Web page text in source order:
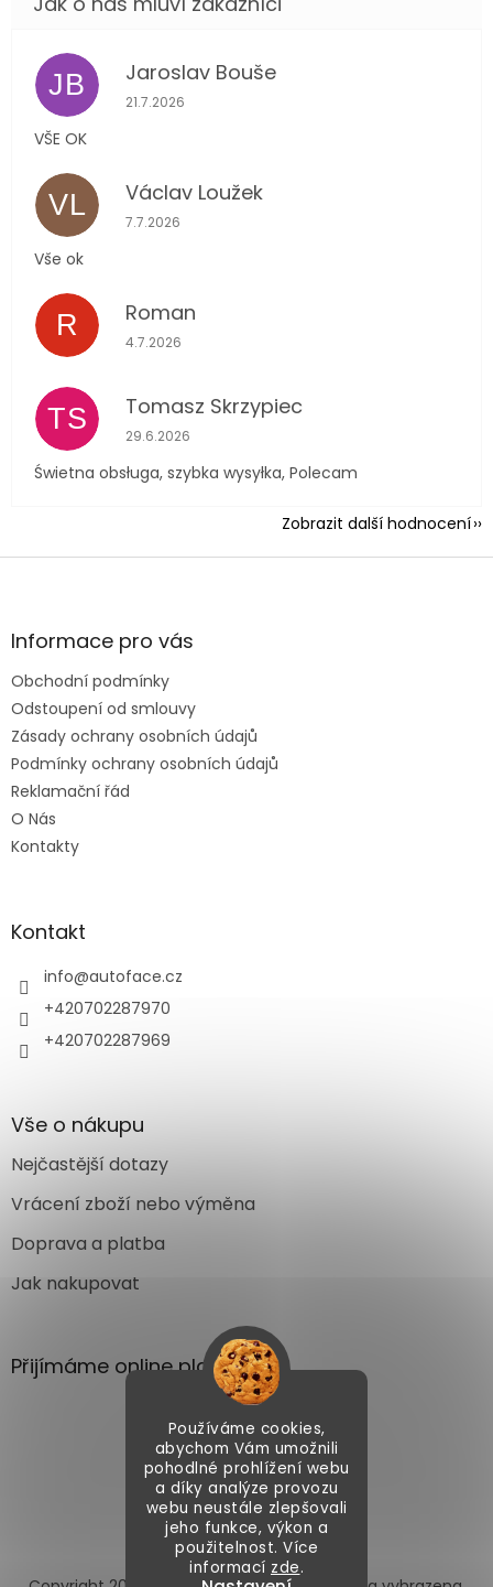
Používáme cookies,
abychom Vám umožnili
pohodlné prohlížení webu
a díky analýze provozu
webu neustále zlepšovali
jeho funkce, výkon a
použitelnost. Více
informací zde.
JB Jaroslav Bouše
Hodnocení obchodu je 5 z 5 hvězdiček.
21.7.2026
VŠE OK
VL Václav Loužek
Hodnocení obchodu je 5 z 5 hvězdiček.
7.7.2026
Vše ok
R Roman
Hodnocení obchodu je 5 z 5 hvězdiček.
4.7.2026
TS Tomasz Skrzypiec
Hodnocení obchodu je 5 z 5 hvězdiček.
29.6.2026
Świetna obsługa, szybka wysyłka, Polecam
Zobrazit další hodnocení
Z
aInformace pro vás
Obchodní podmínky
Odstoupení od smlouvy
Zásady ochrany osobních údajů
Podmínky ochrany osobních údajů
Reklamační řád
O Nás
Kontakty
Kontakt
info@autoface.cz
+420702287970
+420702287969
Vše o nákupu
Nejčastější dotazy
Vrácení zboží nebo výměna
Doprava a platba
Jak nakupovat
Přijímáme online platby
Vytvořil Shoptet